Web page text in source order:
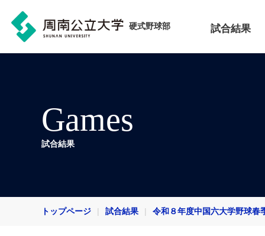
硬式野球部 試合結果
Games
試合結果
トップページ 試合結果 令和８年度中国六大学野球春